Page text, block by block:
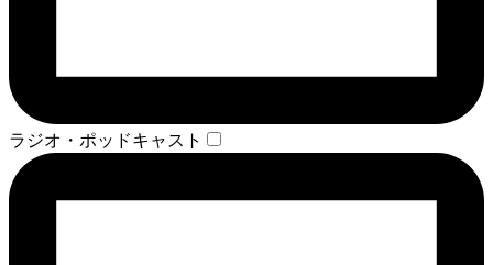
ラジオ・ポッドキャスト